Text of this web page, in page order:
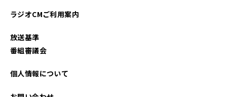
ラジオCMご利用案内
放送基準
番組審議会
個人情報について